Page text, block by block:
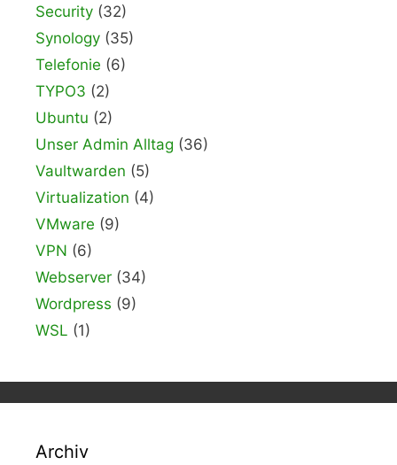
Security (32)
Synology (35)
Telefonie (6)
TYPO3 (2)
Ubuntu (2)
Unser Admin Alltag (36)
Vaultwarden (5)
Virtualization (4)
VMware (9)
VPN (6)
Webserver (34)
Wordpress (9)
WSL (1)
Archiv